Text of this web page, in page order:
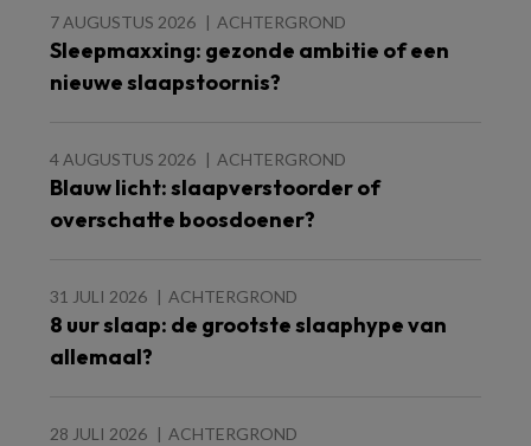
7 AUGUSTUS 2026 ACHTERGROND
Sleepmaxxing: gezonde ambitie of een
nieuwe slaapstoornis?
4 AUGUSTUS 2026 ACHTERGROND
Blauw licht: slaapverstoorder of
overschatte boosdoener?
31 JULI 2026 ACHTERGROND
8 uur slaap: de grootste slaaphype van
allemaal?
28 JULI 2026 ACHTERGROND